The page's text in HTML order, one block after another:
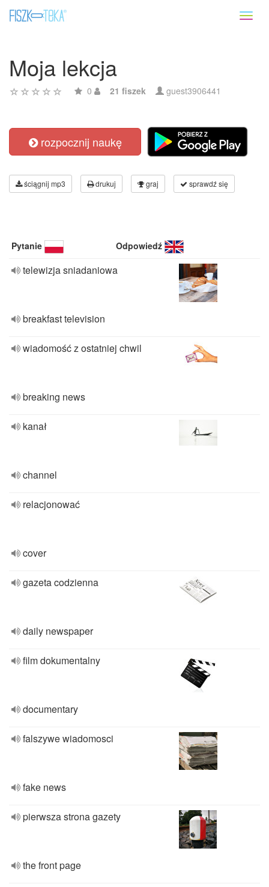
Moja lekcja
0 21 fiszek guest3906441
rozpocznij naukę
ściągnij mp3 drukuj graj sprawdź się
Pytanie Odpowiedź
telewizja sniadaniowa
breakfast television
wiadomość z ostatniej chwil
breaking news
kanał
channel
relacjonować
cover
gazeta codzienna
daily newspaper
film dokumentalny
documentary
falszywe wiadomosci
fake news
pierwsza strona gazety
the front page